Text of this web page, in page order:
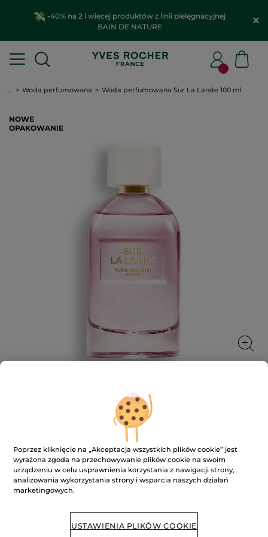
-40% na 2 i więcej produktów z linii pielęgnacyjnej
BAIN DE NATURE
... Woda perfumowana Woda perfumowana Sur La Lande 100 ml
NOWE
OPAKOWANIE
Woda perfumowana Sur La Lande 100
ml
★★★★★
★★★★★
Brak
ocen
DODAJ RECENZJĘ
Poprzez kliknięcie na „Akceptacja wszystkich plików cookie” jest
wyrażona zgoda na przechowywanie plików cookie na swoim
urządzeniu w celu usprawnienia korzystania z nawigacji strony,
analizowania wykorzystania strony i wsparcia naszych działań
marketingowych.
USTAWIENIA PLIKÓW COOKIE